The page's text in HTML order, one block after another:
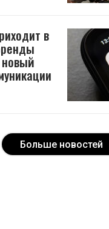
в
новый
Больше новостей